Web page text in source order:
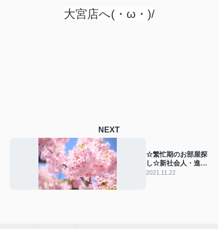
大宮店へ(・ω・)/
NEXT
☆繁忙期のお部屋探
し☆新社会人・進学
の方へ
2021.11.22